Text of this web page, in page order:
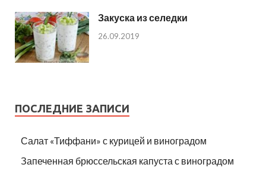
Закуска из селедки
26.09.2019
ПОСЛЕДНИЕ ЗАПИСИ
Салат «Тиффани» с курицей и виноградом
Запеченная брюссельская капуста с виноградом